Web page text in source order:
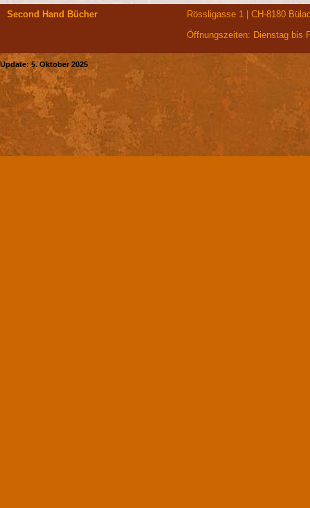
Second Hand Bücher
Rössligasse 1 | CH-8180
Öffnungszeiten: Dienstag bis
Update: 5. Oktober 2025